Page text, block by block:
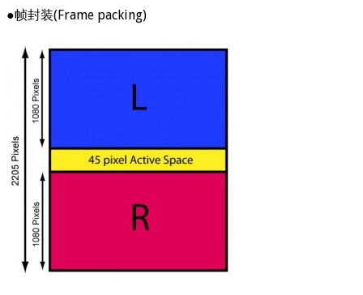
●帧封装(Frame packing)